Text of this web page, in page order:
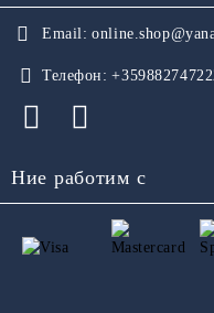
Email:
Телефон:
Ние работим с